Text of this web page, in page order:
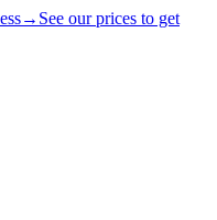
→ See our prices to get